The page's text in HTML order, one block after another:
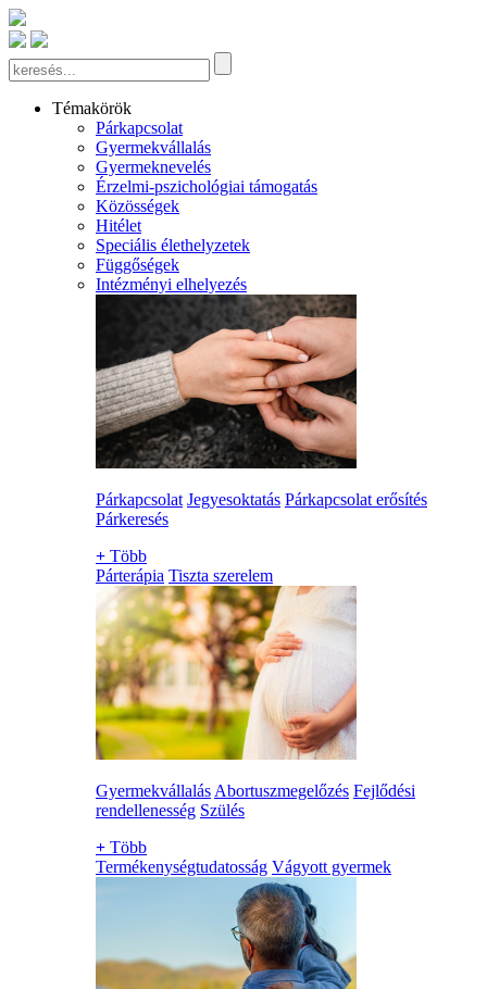
Témakörök
Párkapcsolat
Gyermekvállalás
Gyermeknevelés
Érzelmi-pszichológiai támogatás
Közösségek
Hitélet
Speciális élethelyzetek
Függőségek
Intézményi elhelyezés
Párkapcsolat Jegyesoktatás Párkapcsolat erősítés
Párkeresés
+ Több
Párterápia Tiszta szerelem
Gyermekvállalás Abortuszmegelőzés Fejlődési
rendellenesség Szülés
+ Több
Termékenységtudatosság Vágyott gyermek